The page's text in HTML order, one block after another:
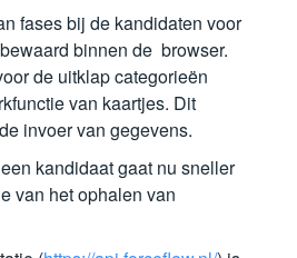
fases bij de kandidaten voor
binnen de browser.
de uitklap categorieën
van kaartjes. Dit
invoer van gegevens.
kandidaat gaat nu sneller
van het ophalen van